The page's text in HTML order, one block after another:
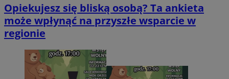
Opiekujesz się bliską osobą? Ta ankieta
może wpłynąć na przyszłe wsparcie w
regionie